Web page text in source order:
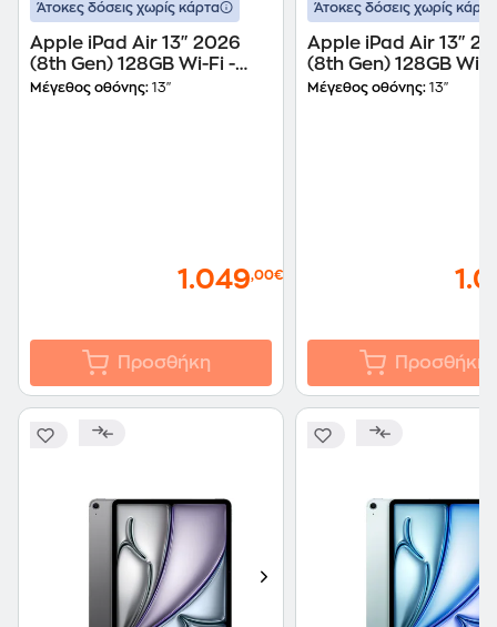
Άτοκες δόσεις χωρίς κάρτα
Apple iPad Air 13" 2026
(8th Gen) 128GB Wi-Fi -
Blue
Μέγεθος οθόνης: 13"
1.049,00€
Προσθήκη
Άτοκες δόσεις χωρίς κάρτα
Apple iPad Air 13"
(8th Gen) 128GB Wi-
Purple
Μέγεθος οθόνης: 13"
Προσθήκη